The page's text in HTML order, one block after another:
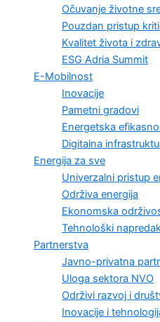
Očuvanje životne
Pouzdan pristup
Kvalitet života i
ESG Adria Summit
E-Mobilnost
Inovacije
Pametni gradovi
Energetska
Digitalna
Energija za sve
Univerzalni pristup
Održiva energija
Ekonomska
Tehnološki
Partnerstva
Javno-privatna
Uloga sektora NVO
Održivi razvoj i
Inovacije i